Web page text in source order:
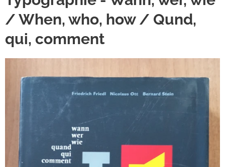
/ When, who, how / Qund,
qui, comment